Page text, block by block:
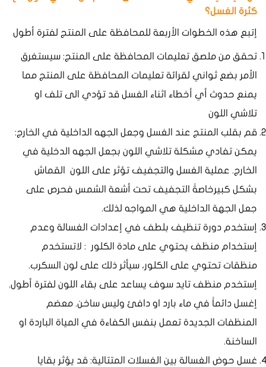
كثرة الغسل؟
إتبع هذه الخطوات الأربعة للمحافظة على المنتج لفترة أطول
تحقق من ملصق تعليمات المحافظة على المنتج: سيستغرق
الأمر بضع ثواني لقرائة تعليمات المحافظة على المنتج مما
يمنع حدوث أي أخطاء اثناء الغسل قد تؤدي الى تلف او
تلاشي اللون
قم بقلب المنتج عند الغسل وجعل الجهه الداخلية في الخارج:
يمكن تفادي مشكلة تلاشي اللون بجعل الجهه الدخلية في
الخارج. عملية الغسل والتجفيف تؤثر على اللون القماش
بشكل كبيرخاصةً التجفيف تحت أشعة الشمس فحرص على
جعل الجهة الداخلية هي المواجه لذلك.
إستخدم دورة تنظيف بلطف في إعدادات الغسالة وعدم
إستخدام منظف يحتوي على مادة الكلور : لاتستخدم
منظقات تحتوي على الكلور، سيأثر ذلك على لون السكرب.
إستخدم منظف تايد سوف يساعد على بقاء اللون لفترة أطول.
إغسل دائماً في ماء بارد او دافئ وليس ساخن. معضم
المنظفات الجديدة تعمل بنفس الكفاءة في المياة الباردة او
الساخنة.
غسل حوض الغسالة بين الغسلات المتتالية: قد يؤثر بقايا